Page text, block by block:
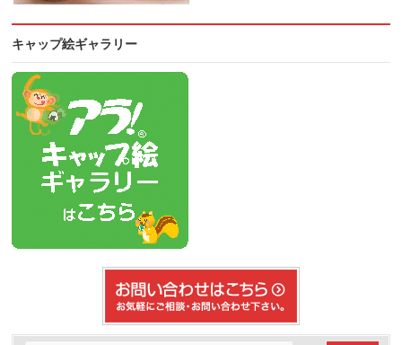
キャップ絵ギャラリー